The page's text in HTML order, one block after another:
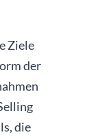
Ziele
der
die